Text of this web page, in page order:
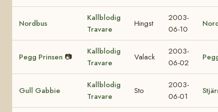
Nordbus
Kallblodig
Travare
Hingst
2003-
06-10
Pegg Prinsen 📷
Kallblodig
Travare
Valack
2003-
06-02
Gull Gabbie
Kallblodig
Travare
Sto
2003-
06-01